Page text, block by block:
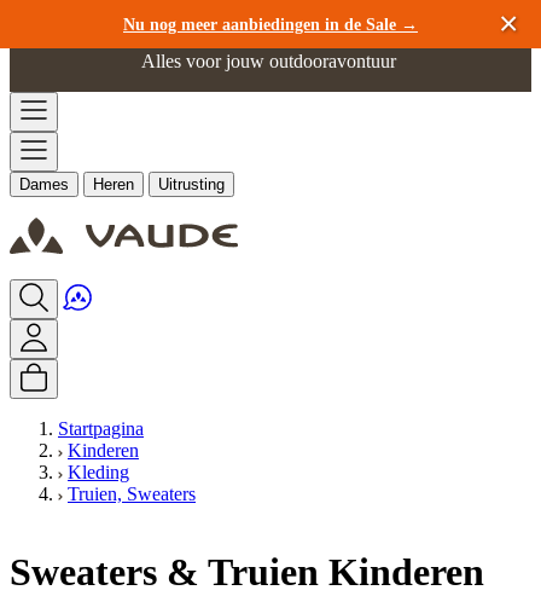
Nu nog meer aanbiedingen in de Sale →
Ga naar de inhoud
Alles voor jouw outdooravontuur
Dames Heren Uitrusting
Startpagina
Kinderen
Kleding
Truien, Sweaters
Sweaters & Truien Kinderen